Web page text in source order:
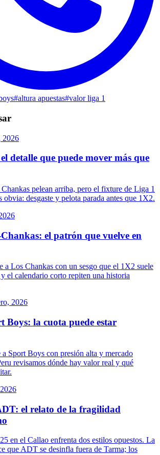
#altura apuestas#valor liga 1
2026
detalle que puede mover más que
pelean arriba, pero el fixture de Liga 1
obvia: desgaste y pelota parada antes que 1X2.
el patrón que vuelve en
a Los Chankas con un sesgo que el 1X2 suele
el calendario corto repiten una historia
2026
Boys: la cuota puede estar
Sport Boys con presión alta y mercado
revisamos dónde hay valor real y qué
el relato de la fragilidad
en el Callao enfrenta dos estilos opuestos. La
que ADT se desinfla fuera de Tarma; los